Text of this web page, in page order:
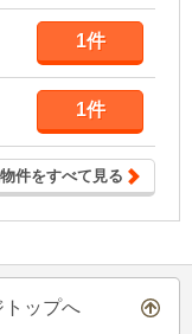
1件
1件
件をすべて見る
トップへ